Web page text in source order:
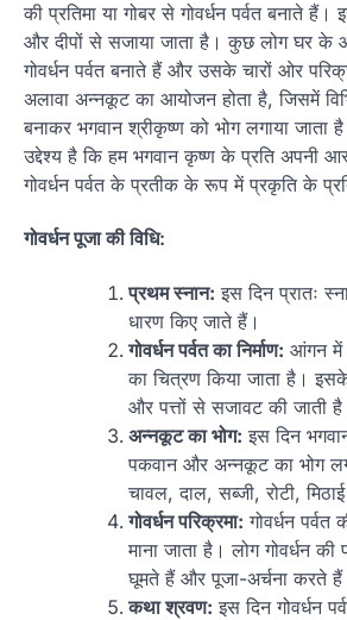
की प्रतिमा या गोबर से गोवर्धन पर्वत बनाते हैं।
और दीपों से सजाया जाता है। कुछ लोग घर के
गोवर्धन पर्वत बनाते हैं और उसके चारों ओर
अलावा अन्नकूट का आयोजन होता है, जिसमें
बनाकर भगवान श्रीकृष्ण को भोग लगाया
उद्देश्य है कि हम भगवान कृष्ण के प्रति अपनी
गोवर्धन पर्वत के प्रतीक के रूप में प्रकृति के
गोवर्धन पूजा की विधि:
प्रथम स्नान: इस दिन प्रातः
धारण किए जाते हैं।
गोवर्धन पर्वत का निर्माण: आंगन में
का चित्रण किया जाता है।
और पत्तों से सजावट की जाती
अन्नकूट का भोग: इस दिन
पकवान और अन्नकूट का भोग
चावल, दाल, सब्जी, रोटी,
गोवर्धन परिक्रमा: गोवर्धन
माना जाता है। लोग गोवर्धन
घूमते हैं और पूजा-अर्चना करते
कथा श्रवण: इस दिन गोवर्धन